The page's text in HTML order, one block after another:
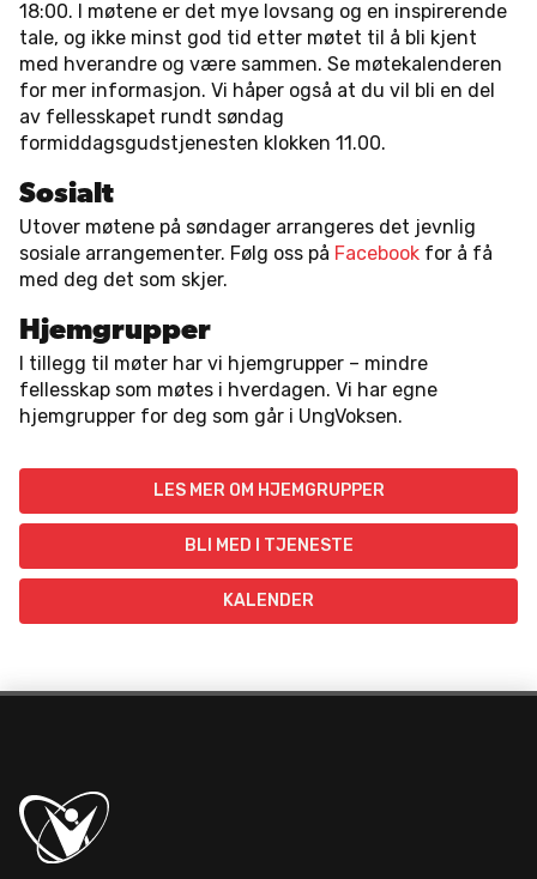
18:00. I møtene er det mye lovsang og en inspirerende
tale, og ikke minst god tid etter møtet til å bli kjent
med hverandre og være sammen. Se møtekalenderen
for mer informasjon. Vi håper også at du vil bli en del
av fellesskapet rundt søndag
formiddagsgudstjenesten klokken 11.00.
Sosialt
Utover møtene på søndager arrangeres det jevnlig
sosiale arrangementer. Følg oss på Facebook for å få
med deg det som skjer.
Hjemgrupper
I tillegg til møter har vi hjemgrupper – mindre
fellesskap som møtes i hverdagen. Vi har egne
hjemgrupper for deg som går i UngVoksen.
LES MER OM HJEMGRUPPER
BLI MED I TJENESTE
KALENDER